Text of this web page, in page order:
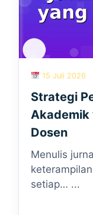
15 Juli 2026
Strategi
Dosen
Menulis
setiap… ...